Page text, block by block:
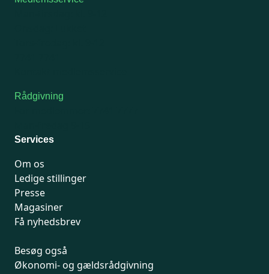
Rådgivning
Services
Om os
Ledige stillinger
Presse
Magasiner
Få nyhedsbrev
Besøg også
Økonomi- og gældsrådgivning